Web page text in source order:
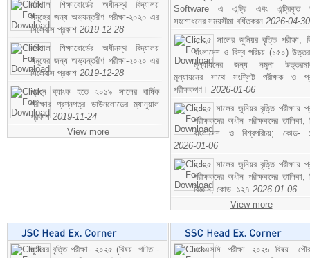
বরিশাল শিক্ষাবোর্ডের অধীনস্থ বিদ্যালয়
সমূহের জন্য অভ্যন্তরীণ পরীক্ষা-২০২০ এর
সিলেবাস প্রকাশ 2019-12-28
বরিশাল শিক্ষাবোর্ডের অধীনস্থ বিদ্যালয়
সমূহের জন্য অভ্যন্তরীণ পরীক্ষা-২০২০ এর
সিলেবাস প্রকাশ 2019-12-28
প্রশ্ন ব্যাংক হতে ২০১৯ সালের বার্ষিক
পরীক্ষার প্রশ্নপত্র ডাউনলোডের ম্যানুয়াল
প্রকাশ 2019-11-24
View more
Software এ এন্ট্রি এবং এন্ট্রিকৃত
সংশোধনের সময়সীমা বর্ধিতকরন 2026-04-30
২০২৫ সালের জুনিয়র বৃত্তি পরীক্ষা,
বাংলাদেশ ও বিশ্ব পরিচয় (১৫০)
মূল্যায়নের জন্য নমুনা
মূল্যায়নের সাথে সংশ্লিষ্ট পরীক্ষক ও
পরীক্ষকগণ। 2026-01-06
২০২৫ সালের জুনিয়র বৃত্তি পরীক্ষায়
পরীক্ষকদের অধীন পরীক্ষকদের তালিকা,
বাংলাদেশ ও বিশ্বপরিচয়; কোড-
2026-01-06
২০২৫ সালের জুনিয়র বৃত্তি পরীক্ষায়
পরীক্ষকদের অধীন পরীক্ষকদের তালিকা,
বিজ্ঞান; কোড- ১২৭ 2026-01-06
View more
জুনিয়র বৃত্তি পরীক্ষা- ২০২৫ (বিষয়: গণিত -
এসএসসি পরীক্ষা ২০২৬ বিষয়: